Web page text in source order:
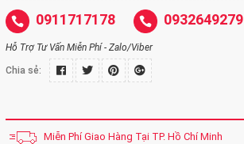
0911717178 0932649279
Hỗ Trợ Tư Vấn Miễn Phí - Zalo/Viber
Chia sẻ:
Miễn Phí Giao Hàng Tại TP. Hồ Chí Minh